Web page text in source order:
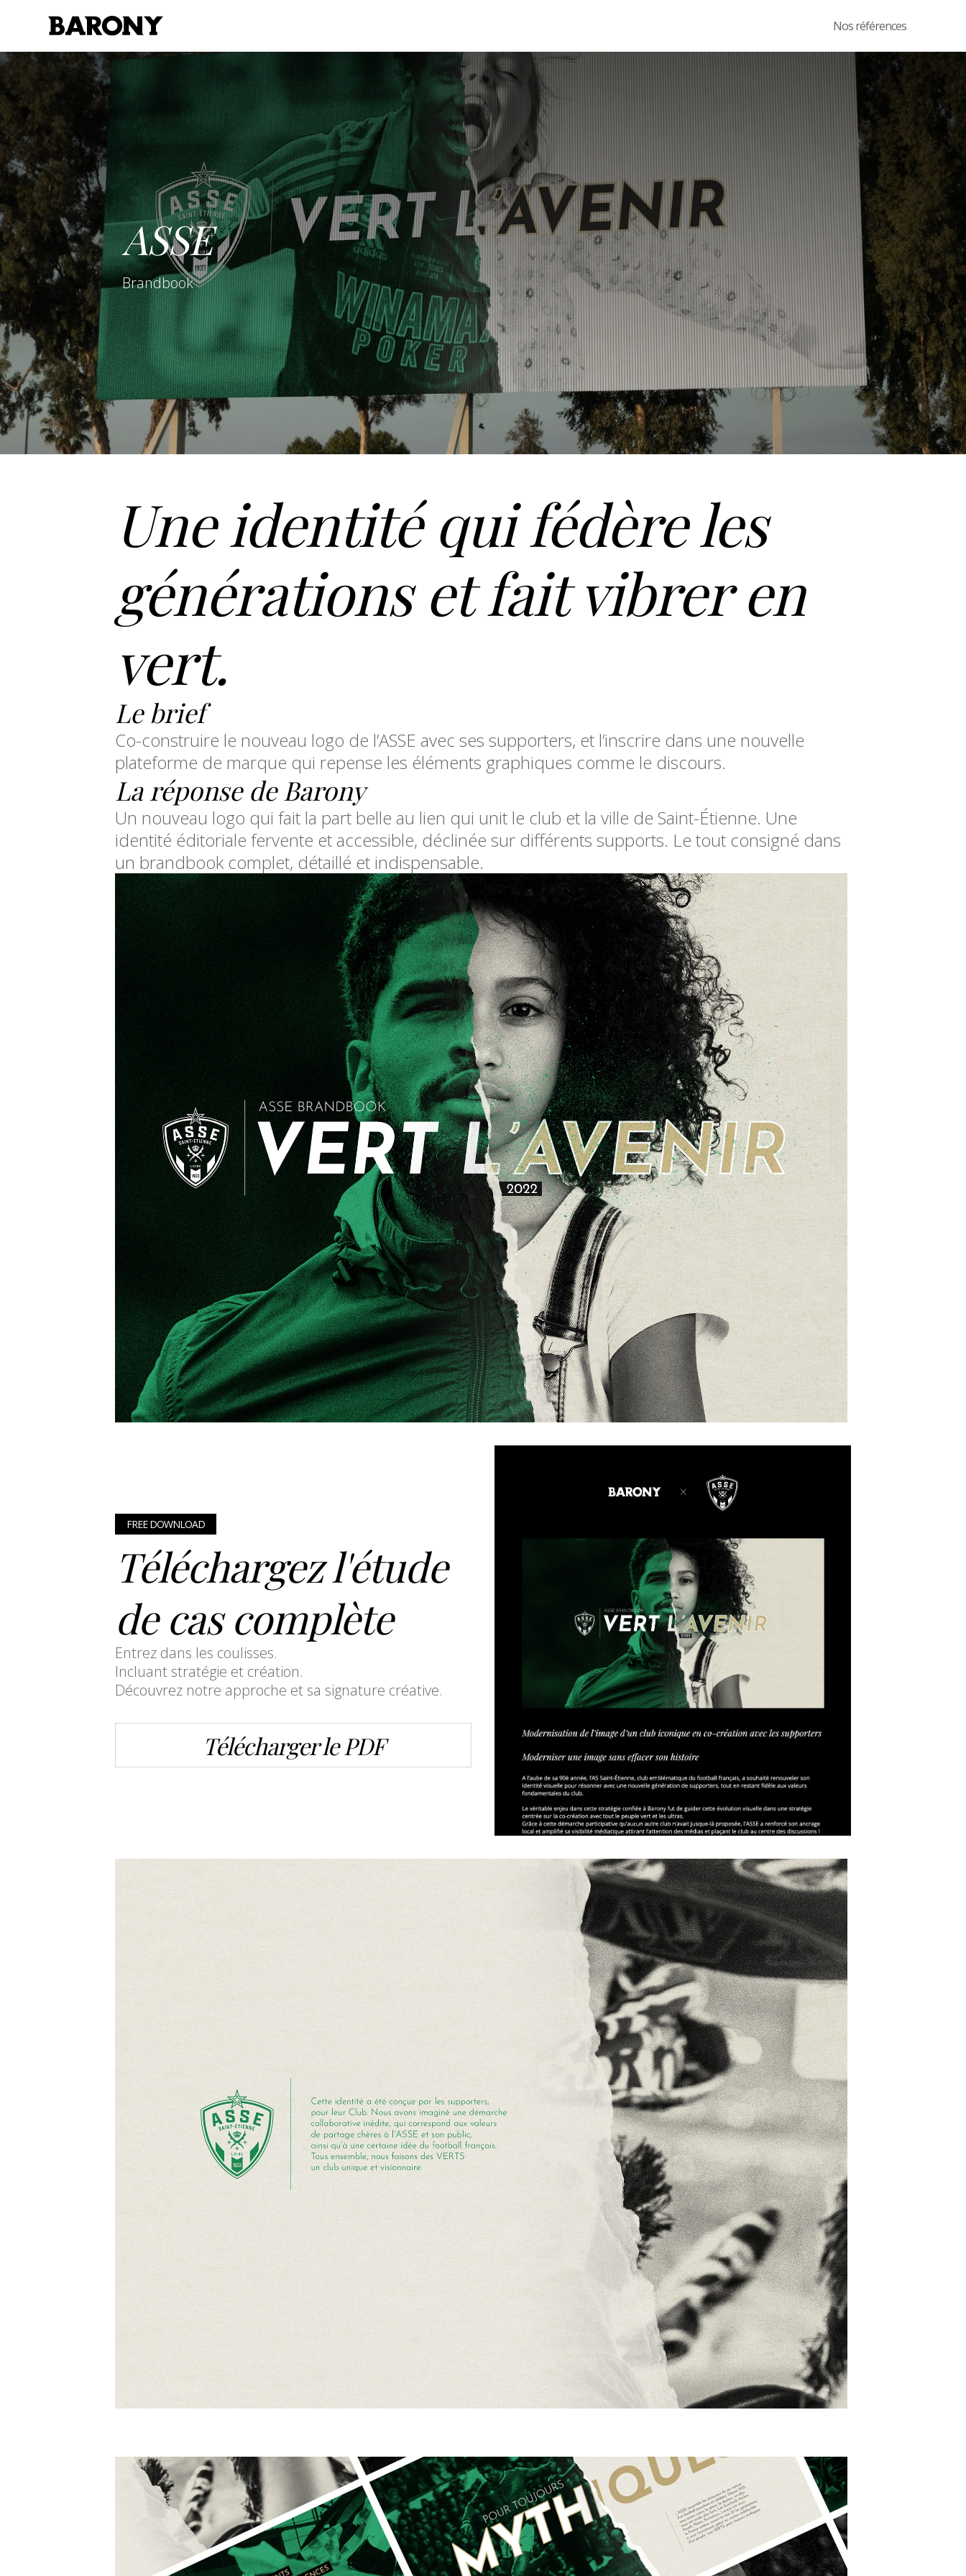
Nos références
ASSE
Brandbook
Une identité qui fédère les
générations et fait vibrer en
vert.
Le brief
Co-construire le nouveau logo de l’ASSE avec ses supporters, et l’inscrire dans une nouvelle
plateforme de marque qui repense les éléments graphiques comme le discours.
La réponse de Barony
Un nouveau logo qui fait la part belle au lien qui unit le club et la ville de Saint-Étienne. Une
identité éditoriale fervente et accessible, déclinée sur différents supports. Le tout consigné dans
un brandbook complet, détaillé et indispensable.
FREE DOWNLOAD
Téléchargez l'étude
de cas complète
Entrez dans les coulisses.
Incluant stratégie et création.
Découvrez notre approche et sa signature créative.
Télécharger le PDF